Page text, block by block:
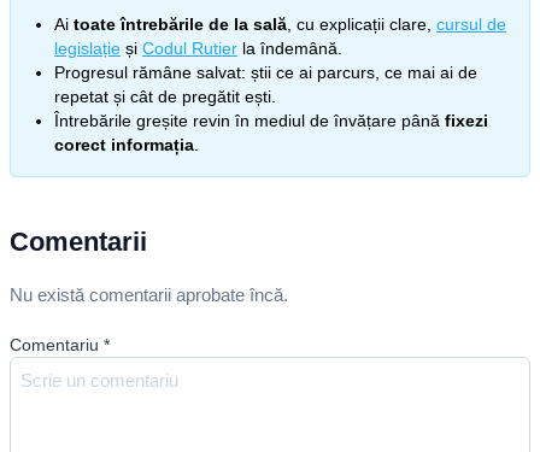
Ai toate întrebările de la sală , cu explicații clare, cursul de
legislație și Codul Rutier la îndemână.
Progresul rămâne salvat: știi ce ai parcurs, ce mai ai de
repetat și cât de pregătit ești.
Întrebările greșite revin în mediul de învățare până fixezi
corect informația
Comentarii
Nu există comentarii aprobate încă.
Comentariu *